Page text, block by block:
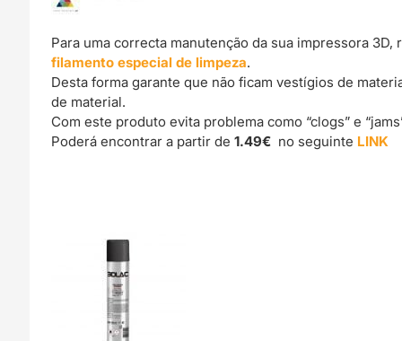
Para uma correcta manutenção da sua impressora
filamento especial de limpeza.
Desta forma garante que não ficam vestígios de
de material.
Com este produto evita problema como “clogs” e
Poderá encontrar a partir de1.49€ no seguinte LINK